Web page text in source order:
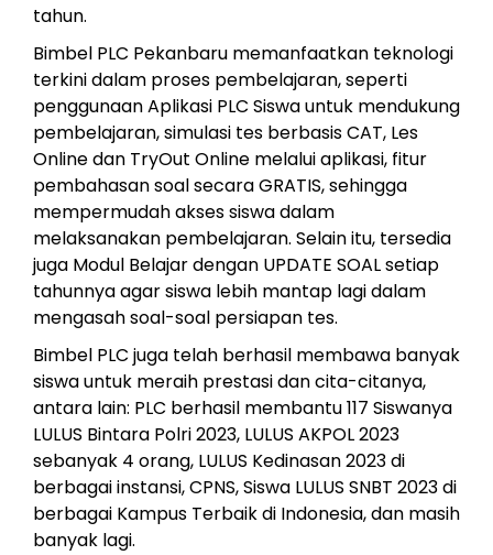
tahun.
Bimbel PLC Pekanbaru memanfaatkan teknologi
terkini dalam proses pembelajaran, seperti
penggunaan Aplikasi PLC Siswa untuk mendukung
pembelajaran, simulasi tes berbasis CAT, Les
Online dan TryOut Online melalui aplikasi, fitur
pembahasan soal secara GRATIS, sehingga
mempermudah akses siswa dalam
melaksanakan pembelajaran. Selain itu, tersedia
juga Modul Belajar dengan UPDATE SOAL setiap
tahunnya agar siswa lebih mantap lagi dalam
mengasah soal-soal persiapan tes.
Bimbel PLC juga telah berhasil membawa banyak
siswa untuk meraih prestasi dan cita-citanya,
antara lain: PLC berhasil membantu 117 Siswanya
LULUS Bintara Polri 2023, LULUS AKPOL 2023
sebanyak 4 orang, LULUS Kedinasan 2023 di
berbagai instansi, CPNS, Siswa LULUS SNBT 2023 di
berbagai Kampus Terbaik di Indonesia, dan masih
banyak lagi.